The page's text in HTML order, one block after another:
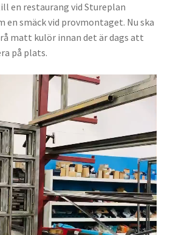
en restaurang vid Stureplan
en smäck vid provmontaget. Nu ska
matt kulör innan det är dags att
på plats.